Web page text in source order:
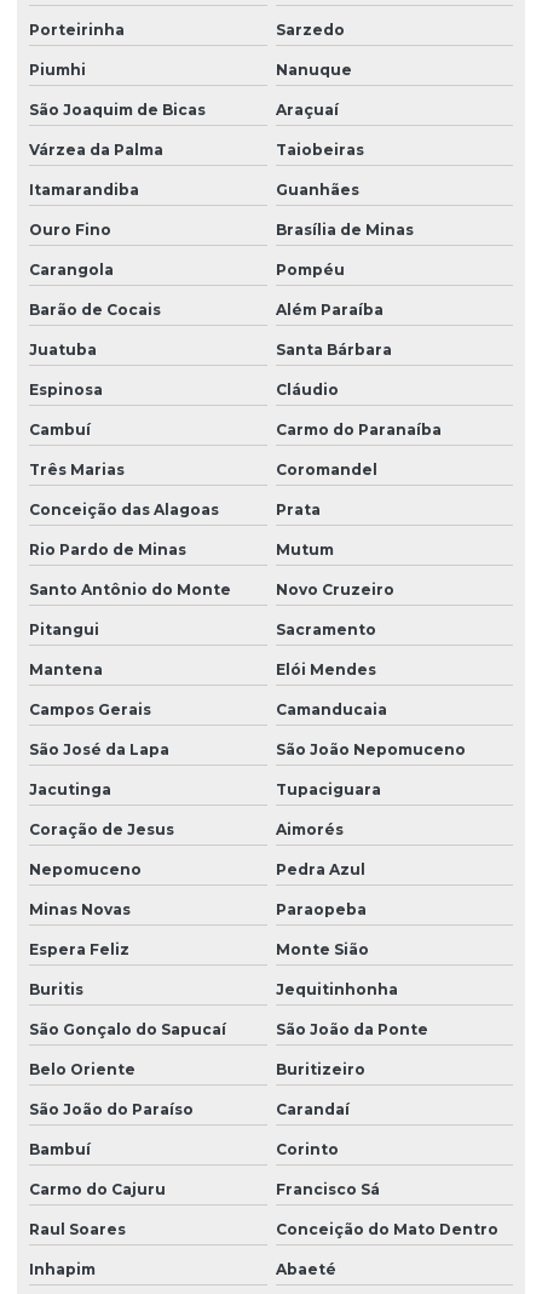
Porteirinha Sarzedo
Piumhi Nanuque
São Joaquim de Bicas Araçuaí
Várzea da Palma Taiobeiras
Itamarandiba Guanhães
Ouro Fino Brasília de Minas
Carangola Pompéu
Barão de Cocais Além Paraíba
Juatuba Santa Bárbara
Espinosa Cláudio
Cambuí Carmo do Paranaíba
Três Marias Coromandel
Conceição das Alagoas Prata
Rio Pardo de Minas Mutum
Santo Antônio do Monte Novo Cruzeiro
Pitangui Sacramento
Mantena Elói Mendes
Campos Gerais Camanducaia
São José da Lapa São João Nepomuceno
Jacutinga Tupaciguara
Coração de Jesus Aimorés
Nepomuceno Pedra Azul
Minas Novas Paraopeba
Espera Feliz Monte Sião
Buritis Jequitinhonha
São Gonçalo do Sapucaí São João da Ponte
Belo Oriente Buritizeiro
São João do Paraíso Carandaí
Bambuí Corinto
Carmo do Cajuru Francisco Sá
Raul Soares Conceição do Mato Dentro
Inhapim Abaeté